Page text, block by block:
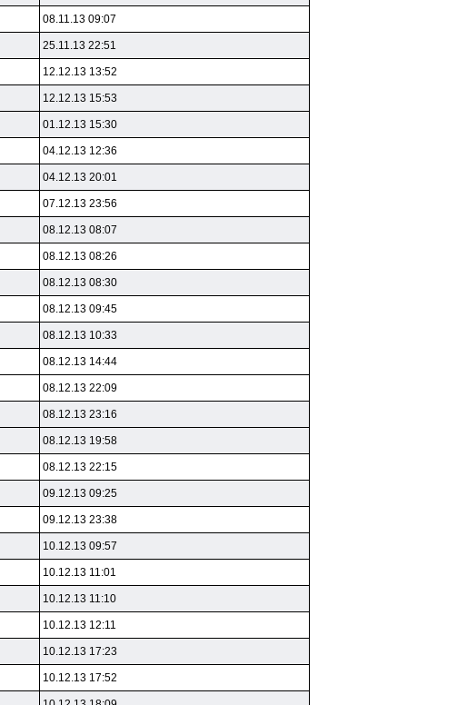
08.11.13 09:07
25.11.13 22:51
12.12.13 13:52
12.12.13 15:53
01.12.13 15:30
04.12.13 12:36
04.12.13 20:01
07.12.13 23:56
08.12.13 08:07
08.12.13 08:26
08.12.13 08:30
08.12.13 09:45
08.12.13 10:33
08.12.13 14:44
08.12.13 22:09
08.12.13 23:16
08.12.13 19:58
08.12.13 22:15
09.12.13 09:25
09.12.13 23:38
10.12.13 09:57
10.12.13 11:01
10.12.13 11:10
10.12.13 12:11
10.12.13 17:23
10.12.13 17:52